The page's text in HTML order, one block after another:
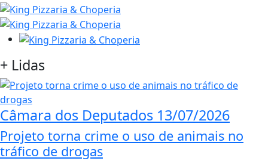
+ Lidas
Câmara dos Deputados 13/07/2026
Projeto torna crime o uso de animais no
tráfico de drogas